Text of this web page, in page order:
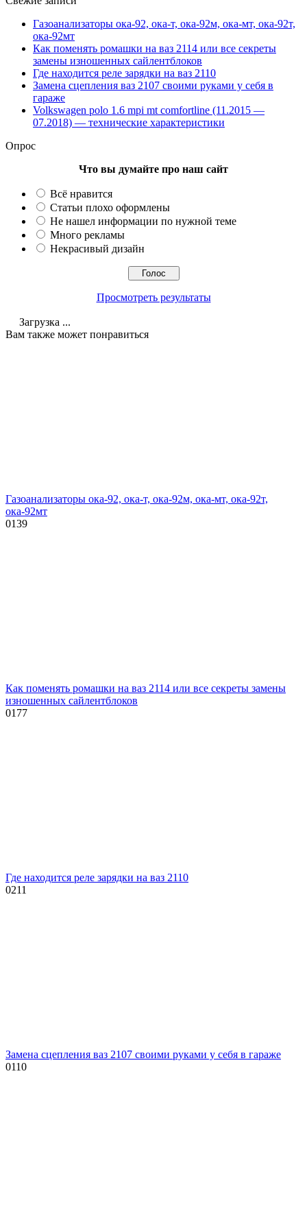
Газоанализаторы ока-92, ока-т, ока-92м, ока-мт, ока-92т,
ока-92мт
Как поменять ромашки на ваз 2114 или все секреты
замены изношенных сайлентблоков
Где находится реле зарядки на ваз 2110
Замена сцепления ваз 2107 своими руками у себя в
гараже
Volkswagen polo 1.6 mpi mt comfortline (11.2015 —
07.2018) — технические характеристики
Опрос
Что вы думайте про наш сайт
Всё нравится
Статьи плохо оформлены
Не нашел информации по нужной теме
Много рекламы
Некрасивый дизайн
Просмотреть результаты
Загрузка ...
Вам также может понравиться
Газоанализаторы ока-92, ока-т, ока-92м, ока-мт, ока-92т,
ока-92мт
0139
Как поменять ромашки на ваз 2114 или все секреты замены
изношенных сайлентблоков
0177
Где находится реле зарядки на ваз 2110
0211
Замена сцепления ваз 2107 своими руками у себя в гараже
0110